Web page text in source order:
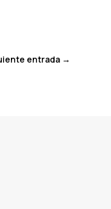
entrada→